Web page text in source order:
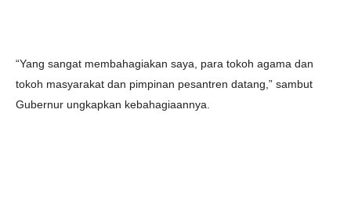
“Yang sangat membahagiakan saya, para tokoh agama dan
tokoh masyarakat dan pimpinan pesantren datang,” sambut
Gubernur ungkapkan kebahagiaannya.